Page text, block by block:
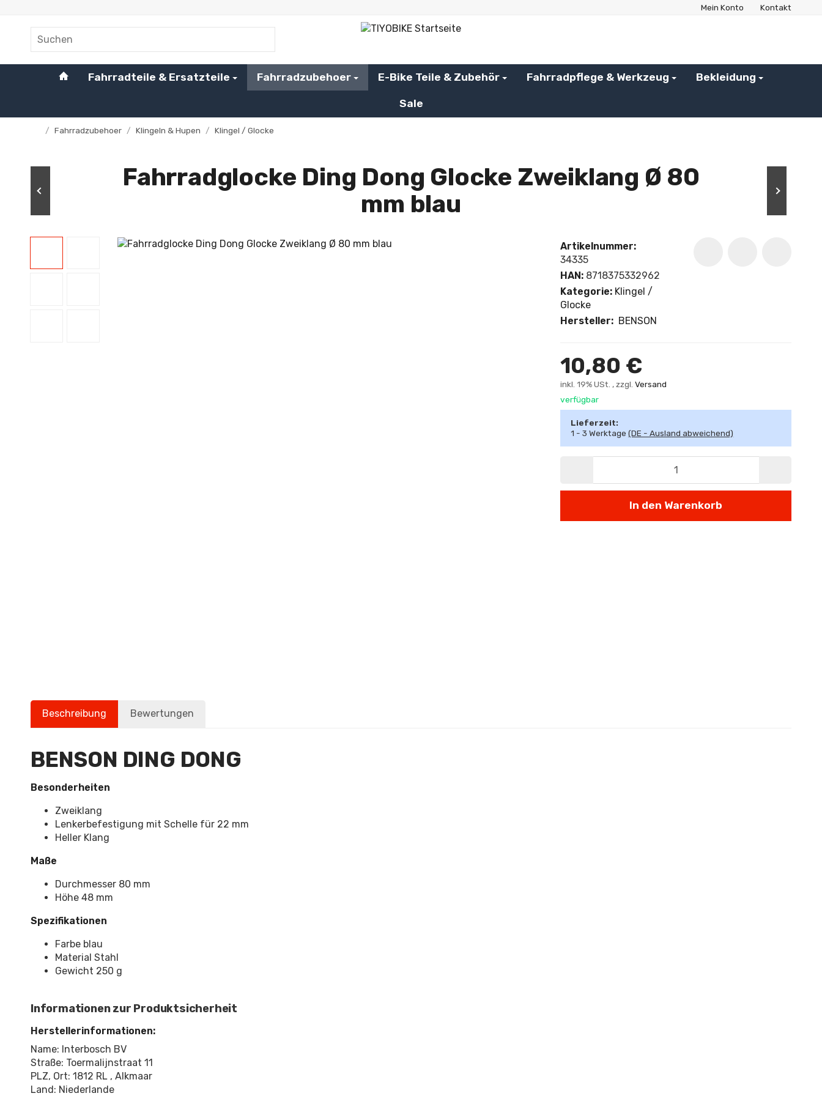
Mein Konto Kontakt
#custom.linkHome#
Fahrradteile & Ersatzteile Fahrradzubehoer E-Bike Teile & Zubehör Fahrradpflege & Werkzeug Bekleidung
Sale
/ Fahrradzubehoer / Klingeln & Hupen / Klingel / Glocke
Fahrradglocke Ding Dong Glocke Zweiklang Ø 80
mm blau
Artikelnummer:
34335
HAN: 8718375332962
Kategorie: Klingel /
Glocke
Hersteller: BENSON
10,80 €
inkl. 19% USt. , zzgl.Versand
verfügbar
Lieferzeit:
1 - 3 Werktage(DE - Ausland abweichend)
In den Warenkorb
Beschreibung Bewertungen
BENSON DING DONG
Besonderheiten
Zweiklang
Lenkerbefestigung mit Schelle für 22 mm
Heller Klang
Maße
Durchmesser 80 mm
Höhe 48 mm
Spezifikationen
Farbe blau
Material Stahl
Gewicht 250 g
Informationen zur Produktsicherheit
Herstellerinformationen:
Name: Interbosch BV
Straße: Toermalijnstraat 11
PLZ, Ort: 1812 RL , Alkmaar
Land: Niederlande